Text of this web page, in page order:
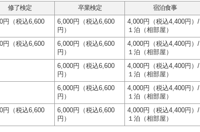
修了検定 卒業検定 宿泊食事
円（税込6,600
6,000円（税込6,600
円）
4,000円（税込4,400円）/
１泊（相部屋）
円（税込6,600
6,000円（税込6,600
円）
4,000円（税込4,400円）/
１泊（相部屋）
6,000円（税込6,600
円）
4,000円（税込4,400円）/
１泊（相部屋）
6,000円（税込6,600
円）
4,000円（税込4,400円）/
１泊（相部屋）
円（税込6,600
6,000円（税込6,600
円）
4,000円（税込4,400円）/
１泊（相部屋）